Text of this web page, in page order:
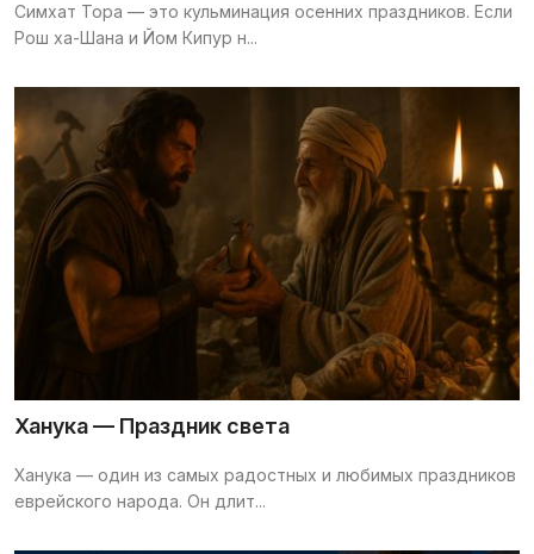
Симхат Тора — это кульминация осенних праздников. Если
Рош ха-Шана и Йом Кипур н...
Ханука — Праздник света
Ханука — один из самых радостных и любимых праздников
еврейского народа. Он длит...